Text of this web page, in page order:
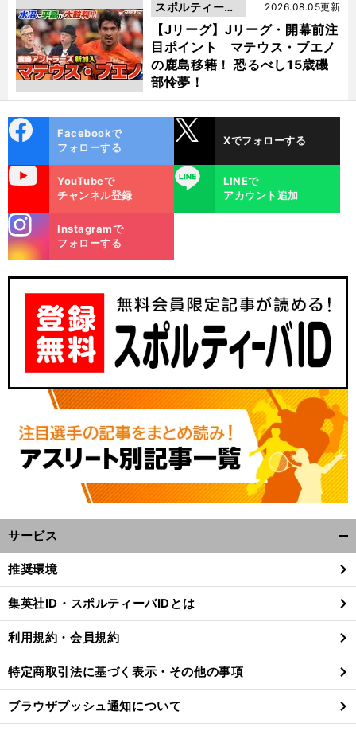
【Jリーグ】Jリーグ・開幕前注
目ポイント マテウス・ブエノ
の鹿島移籍！ 恐るべし15歳磯
部怜夢！
2026.08.05更新
スポルティーバ
動画
ok
Facebookで
フォローする
Xでフォローする
YouTubeで
チャンネル登録
LINE
LINEで
アカウント追加
m
Instagramで
フォローする
サービス
閉
る
推奨環境
集英社ID・スポルティーバIDとは
利用規約・会員規約
特定商取引法に基づく表示・その他の事項
ブラウザプッシュ通知について